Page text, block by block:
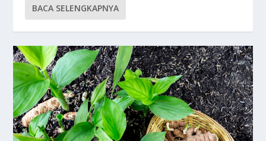
BACA SELENGKAPNYA